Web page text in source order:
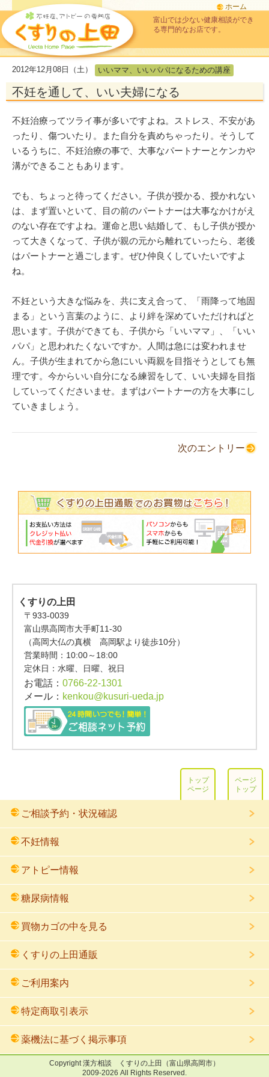
ホーム
富山では少ない健康相談ができ
る専門的なお店です。
2012年12月08日（土） いいママ、いいパパになるための講座
不妊を通して、いい夫婦になる
不妊治療ってツライ事が多いですよね。ストレス、不安があ
ったり、傷ついたり。また自分を責めちゃったり。そうして
いるうちに、不妊治療の事で、大事なパートナーとケンカや
溝ができることもあります。
でも、ちょっと待ってください。子供が授かる、授かれない
は、まず置いといて、目の前のパートナーは大事なかけがえ
のない存在ですよね。運命と思い結婚して、もし子供が授か
って大きくなって、子供が親の元から離れていったら、老後
はパートナーと過ごします。ぜひ仲良くしていたいですよ
ね。
不妊という大きな悩みを、共に支え合って、「雨降って地固
まる」という言葉のように、より絆を深めていただければと
思います。子供ができても、子供から「いいママ」、「いい
パパ」と思われたくないですか。人間は急には変われませ
ん。子供が生まれてから急にいい両親を目指そうとしても無
理です。今からいい自分になる練習をして、いい夫婦を目指
していってくださいませ。まずはパートナーの方を大事にし
ていきましょう。
次のエントリー
くすりの上田
〒933-0039
富山県高岡市大手町11-30
（高岡大仏の真横 高岡駅より徒歩10分）
営業時間： 10:00～18:00
定休日：水曜、日曜、祝日
お電話： 0766-22-1301
メール： kenkou@kusuri-ueda.jp
ページ
トップ
トップ
ページ
ご相談予約・状況確認
不妊情報
アトピー情報
糖尿病情報
買物カゴの中を見る
くすりの上田通販
ご利用案内
特定商取引表示
薬機法に基づく掲示事項
Copyright漢方相談 くすりの上田
（富山県高岡市）
2009-2026 All Rights Reserved.